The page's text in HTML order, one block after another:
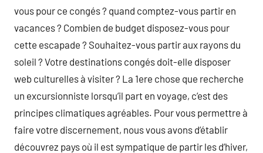
vous pour ce congés ? quand comptez-vous partir en
vacances ? Combien de budget disposez-vous pour
cette escapade ? Souhaitez-vous partir aux rayons du
soleil ? Votre destinations congés doit-elle disposer
web culturelles à visiter ? La 1ere chose que recherche
un excursionniste lorsqu’il part en voyage, c’est des
principes climatiques agréables. Pour vous permettre à
faire votre discernement, nous vous avons d’établir
découvrez pays où il est sympatique de partir les d’hiver,